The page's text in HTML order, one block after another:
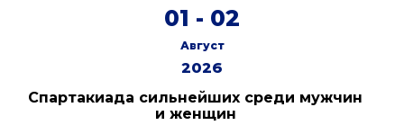
01 - 02
Август
2026
Спартакиада сильнейших среди мужчин
и женщин